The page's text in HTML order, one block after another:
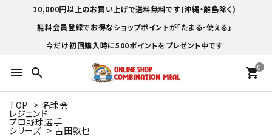
10,000円以上のお買い上げで送料無料です(沖縄・離島除く)
無料会員登録でお得なショップポイントが「たまる・使える」
今だけ初回購入時に500ポイントをプレゼント中です
menu search 0
shopping_cart
TOP > 名球会
レジェンド
プロ野球選手
シリーズ > 古田敦也